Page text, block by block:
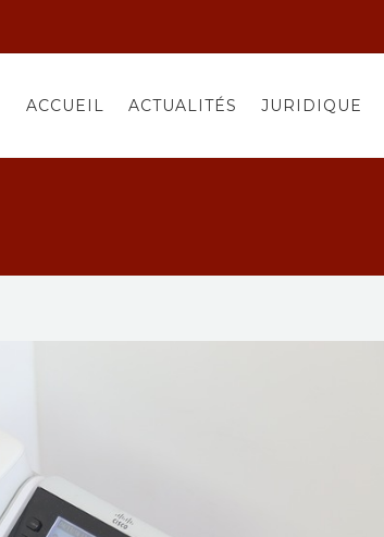
ACCUEIL ACTUALITÉS JURIDIQUE